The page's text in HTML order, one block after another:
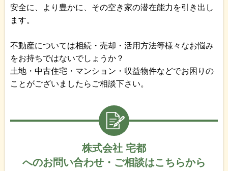
安全に、より豊かに、その空き家の潜在能力を引き出し
ます。
不動産については相続・売却・活用方法等様々なお悩み
をお持ちではないでしょうか？
土地・中古住宅・マンション・収益物件などでお困りの
ことがございましたらご相談下さい。
株式会社 宅都
へのお問い合わせ・ご相談はこちらから